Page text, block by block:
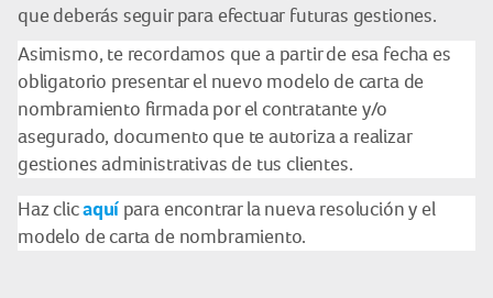
que deberás seguir para efectuar futuras gestiones.
Asimismo, te recordamos que a partir de esa fecha es
obligatorio presentar el nuevo modelo de carta de
nombramiento firmada por el contratante y/o
asegurado, documento que te autoriza a realizar
gestiones administrativas de tus clientes.
Haz clicaquí para encontrar la nueva resolución y el
modelo de carta de nombramiento.